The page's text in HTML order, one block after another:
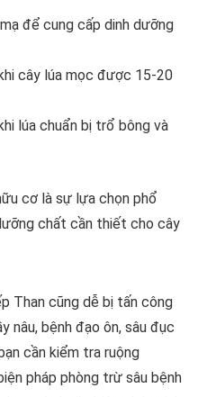
để cung cấp dinh dưỡng
cây lúa mọc được 15-20
lúa chuẩn bị trổ bông và
cơ là sự lựa chọn phổ
chất cần thiết cho cây
Than cũng dễ bị tấn công
nâu, bệnh đạo ôn, sâu đục
cần kiểm tra ruộng
pháp phòng trừ sâu bệnh